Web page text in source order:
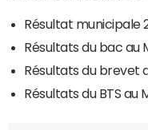
Résultat municipale
Résultats du bac au
Résultats du brevet
Résultats du BTS au